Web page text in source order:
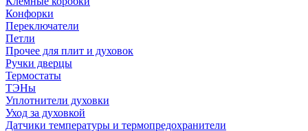
Конфорки
Переключатели
Петли
Прочее для плит и духовок
Ручки дверцы
Термостаты
ТЭНы
Уплотнители духовки
Уход за духовкой
Датчики температуры и термопредохранители